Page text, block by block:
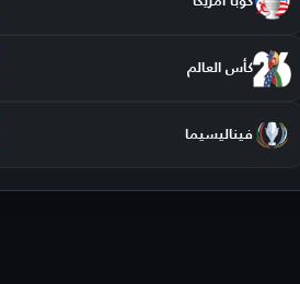
كأس العالم
فيناليسيما